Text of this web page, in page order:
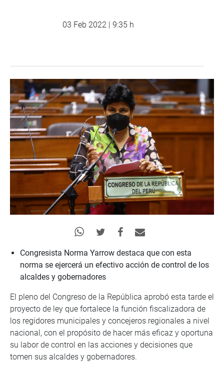
03 Feb 2022 | 9:35 h
Congresista Norma Yarrow destaca que con esta
norma se ejercerá un efectivo acción de control de los
alcaldes y gobernadores
El pleno del Congreso de la República aprobó esta tarde el
proyecto de ley que fortalece la función fiscalizadora de
los regidores municipales y concejeros regionales a nivel
nacional, con el propósito de hacer más eficaz y oportuna
su labor de control en las acciones y decisiones que
tomen sus alcaldes y gobernadores.